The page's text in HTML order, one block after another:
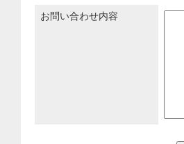
お問い合わせ内容